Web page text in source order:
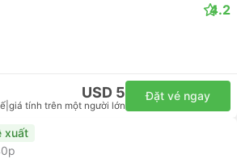
4.2
USD 5
giá tính trên một người lớn
Đặt vé ngay
xuất